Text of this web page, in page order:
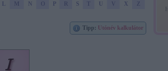
L M N O P S U V X Z
Tipp: Utónév kalkulátor